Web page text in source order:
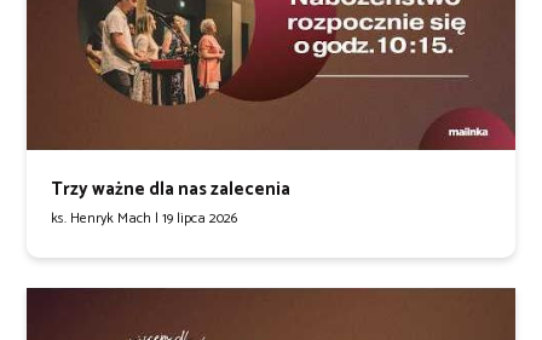
Trzy ważne dla nas zalecenia
ks. Henryk Mach | 19 lipca 2026